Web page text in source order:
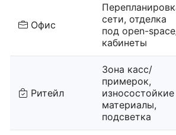
Офис
сети, отделка
под open-
кабинеты
Ритейл
Зона касс/
примерок,
износостойкие
материалы,
подсветка